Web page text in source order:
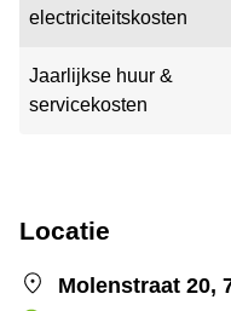
electriciteitskosten
Jaarlijkse huur &
servicekosten
Locatie
Molenstraat 20,